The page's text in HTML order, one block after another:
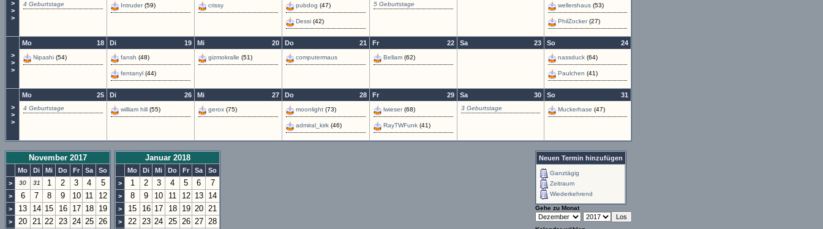
>
>
>
4 Geburtstage Intruder(59) crissy pubdog (47)
Dessi (42)
5 Geburtstage wellershaus (53)
PhilZocker(27)
>
>
>
18
Mo
Nipashi (54)
19
Di
fansh (48)
fentanyl (44)
20
Mi
gizmokralle (51)
21
Do
computermaus
22
Fr
Bellam (62)
23
Sa 24
So
nassduck (64)
Paulchen (41)
>
>
>
25
Mo
4 Geburtstage
26
Di
william hill (55)
27
Mi
gerox (75)
28
Do
moonlight (73)
admiral_kirk (46)
29
Fr
lwieser(68)
RayTWFunk (41)
30
Sa
3 Geburtstage
31
So
Muckerhase (47)
November 2017
Mo Di Mi Do Fr Sa
So
>
30 31 1 2 3 4 5
> 6 7 8 9 10 11 12
> 13 14 15 16 17 18 19
> 20 21 22 23 24 25 26
Januar 2018
Mo Di Mi Do Fr Sa
So
>
1 2 3 4 5 6 7
> 8 9 10 11 12 13 14
> 15 16 17 18 19 20 21
> 22 23 24 25 26 27 28
Neuen Termin hinzufügen
Ganztägig
Zeitraum
Wiederkehrend
Gehe zu Monat